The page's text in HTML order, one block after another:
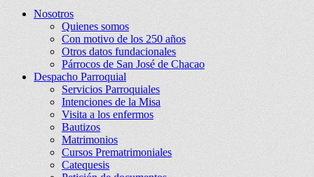
electrónico
Menú
principal
Saltar
Nosotros
Quienes somos
Con motivo de los 250 años
Otros datos fundacionales
Párrocos de San José de Chacao
Despacho Parroquial
Servicios Parroquiales
Intenciones de la Misa
Visita a los enfermos
Bautizos
Matrimonios
Cursos Prematrimoniales
Catequesis